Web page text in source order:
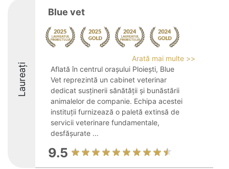
Laureați
Blue vet
Arată mai multe >>
Aflată în centrul orașului Ploiești, Blue
Vet reprezintă un cabinet veterinar
dedicat susținerii sănătății și bunăstării
animalelor de companie. Echipa acestei
instituții furnizează o paletă extinsă de
servicii veterinare fundamentale,
desfășurate ...
9.5